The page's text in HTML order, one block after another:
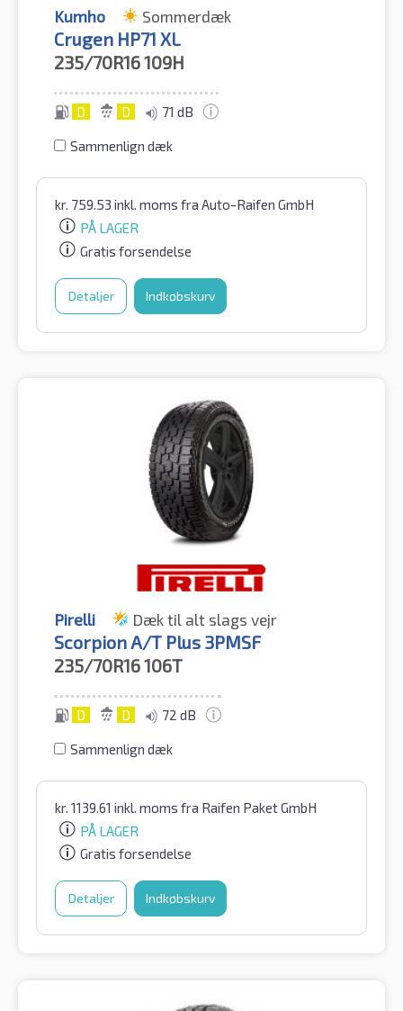
Kumho Sommerdæk
Crugen HP71 XL
235/70R16109H
D D 71 dB
Sammenlign dæk
kr. 759.53 inkl. moms fra Auto-Raifen GmbH
PÅ LAGER
Gratis forsendelse
Detaljer Indkøbskurv
Pirelli Dæk til alt slags vejr
Scorpion A/T Plus 3PMSF
235/70R16106T
D D 72 dB
Sammenlign dæk
kr. 1139.61 inkl. moms fra Raifen Paket GmbH
PÅ LAGER
Gratis forsendelse
Detaljer Indkøbskurv